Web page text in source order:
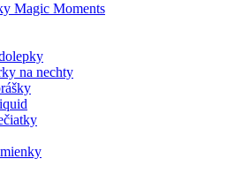
Magic Moments
na nechty